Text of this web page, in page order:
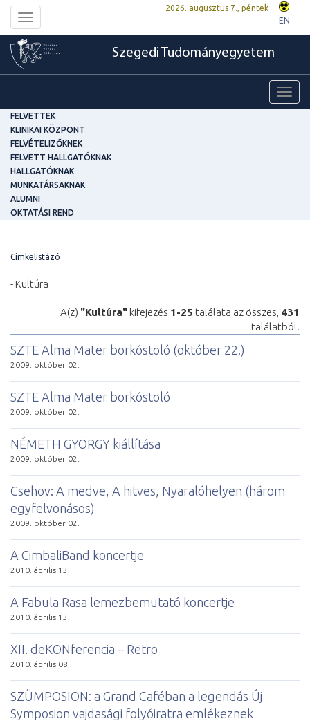
Toggle
navigation
2026. augusztus 7., péntek
EN
Szegedi Tudományegyetem
FELVETTEK
KLINIKAI KÖZPONT
FELVÉTELIZŐKNEK
FELVETT HALLGATÓKNAK
HALLGATÓKNAK
MUNKATÁRSAKNAK
ALUMNI
OKTATÁSI REND
Cimkelistázó
- Kultúra
A(z) "Kultúra" kifejezés 1-25 találata az összes, 431
találatból.
SZTE Alma Mater borkóstoló (október 22.)
2009. október 02.
SZTE Alma Mater borkóstoló
2009. október 02.
NÉMETH GYÖRGY kiállítása
2009. október 02.
Csehov: A medve, A hitves, Nyaralóhelyen (három
egyfelvonásos)
2009. október 02.
A CimbaliBand koncertje
2010. április 13.
A Fabula Rasa lemezbemutató koncertje
2010. április 13.
XII. deKONferencia – Retro
2010. április 08.
SZÜMPOSION: a Grand Caféban a legendás Új
Symposion vajdasági folyóiratra emlékeznek